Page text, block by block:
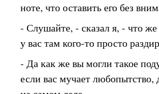
ноте, что оставить его без
- Слушайте, - сказал я, - что
у вас там кого-то просто
- Да как же вы могли такое
если вас мучает